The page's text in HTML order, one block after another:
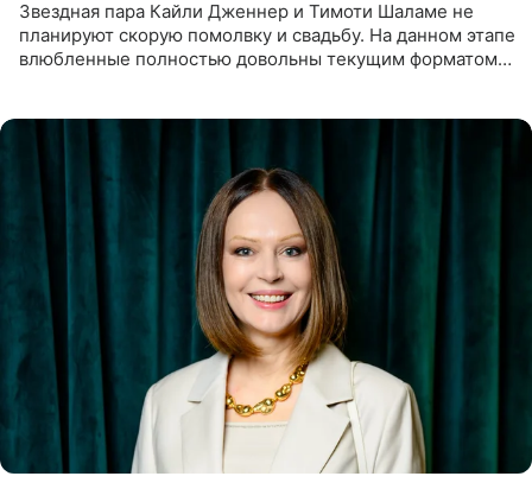
Звездная пара Кайли Дженнер и Тимоти Шаламе не
планируют скорую помолвку и свадьбу. На данном этапе
влюбленные полностью довольны текущим форматом